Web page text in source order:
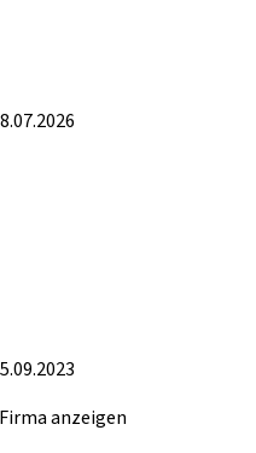
anzeigen